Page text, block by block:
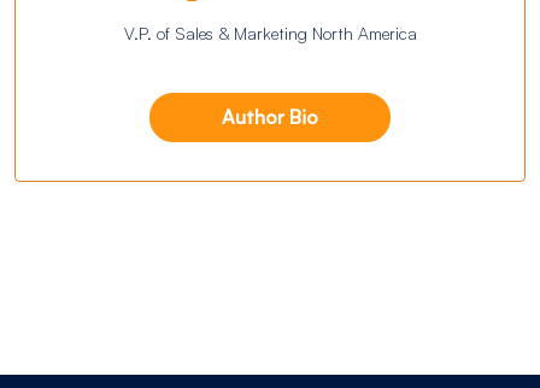
V.P. of Sales & Marketing North America
Author Bio